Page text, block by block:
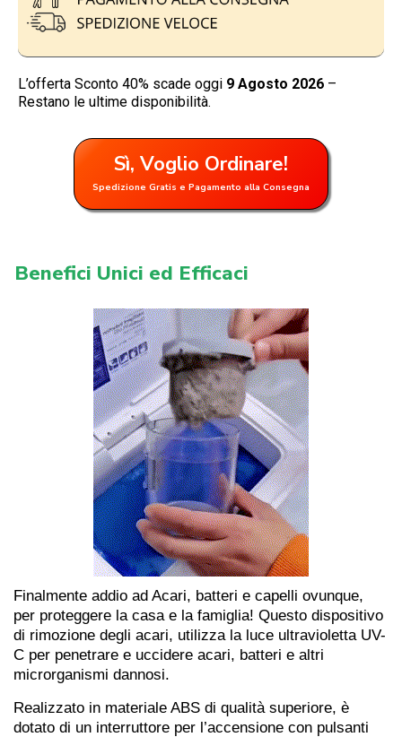
L’offerta Sconto 40% scade oggi 9 Agosto 2026 –
Restano le ultime disponibilità.
Sì, Voglio Ordinare!
Spedizione Gratis e Pagamento alla Consegna
Benefici Unici ed Efficaci
Finalmente addio ad Acari, batteri e capelli ovunque,
per proteggere la casa e la famiglia! Questo dispositivo
di rimozione degli acari, utilizza la luce ultravioletta UV-
C per penetrare e uccidere acari, batteri e altri
microrganismi dannosi.
Realizzato in materiale ABS di qualità superiore, è
dotato di un interruttore per l’accensione con pulsanti